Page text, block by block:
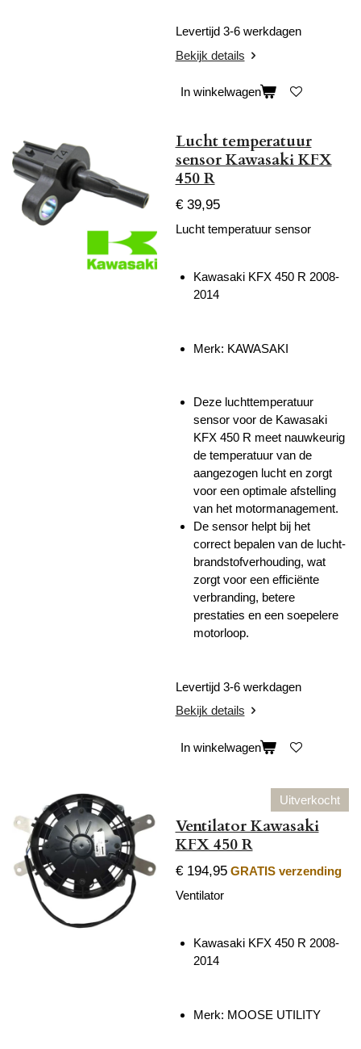
Levertijd 3-6 werkdagen
Bekijk details
In winkelwagen
Lucht temperatuur
sensor Kawasaki KFX
450 R
€ 39,95
Lucht temperatuur sensor
Kawasaki KFX 450 R 2008-
2014
Merk: KAWASAKI
Deze luchttemperatuur
sensor voor de Kawasaki
KFX 450 R meet nauwkeurig
de temperatuur van de
aangezogen lucht en zorgt
voor een optimale afstelling
van het motormanagement.
De sensor helpt bij het
correct bepalen van de lucht-
brandstofverhouding, wat
zorgt voor een efficiënte
verbranding, betere
prestaties en een soepelere
motorloop.
Levertijd 3-6 werkdagen
Bekijk details
In winkelwagen
Uitverkocht
Ventilator Kawasaki
KFX 450 R
€ 194,95 GRATIS verzending
Ventilator
Kawasaki KFX 450 R 2008-
2014
Merk: MOOSE UTILITY